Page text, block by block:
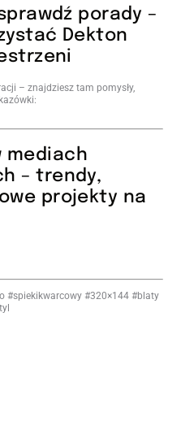
porady –
Dekton
– znajdziesz tam pomysły,
mediach
– trendy,
projekty na
#spiekikwarcowy #320×144 #blaty